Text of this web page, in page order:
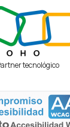
tecnológico